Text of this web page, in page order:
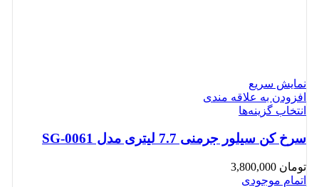
نمایش سریع
افزودن به علاقه مندی
انتخاب گزینه‌ها
سرخ کن سیلور جرمنی 7.7 لیتری مدل SG-0061
تومان
اتمام موجودی